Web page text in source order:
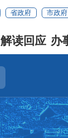
省政府 市政府
解读回应 办